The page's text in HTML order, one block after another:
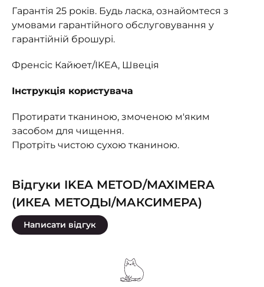
Гарантія 25 років. Будь ласка, ознайомтеся з
умовами гарантійного обслуговування у
гарантійній брошурі.
Френсіс Кайюет/IKEA, Швеція
Інструкція користувача
Протирати тканиною, змоченою м'яким
засобом для чищення.
Протріть чистою сухою тканиною.
Відгуки IKEA METOD/MAXIMERA
(ИКЕА МЕТОДЫ/МАКСИМЕРА)
Написати відгук